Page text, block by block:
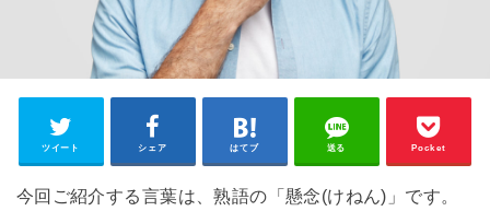
ツイート シェア はてブ 送る Pocket
今回ご紹介する言葉は、熟語の「懸念(けねん)」です。